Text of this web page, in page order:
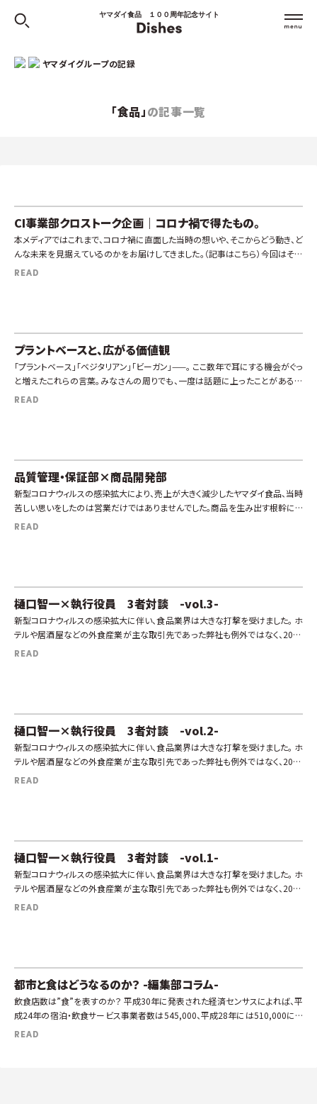
ヤマダイ食品 １００周年記念サイト
ヤマダイグループの記録
「食品」の記事一覧
CI事業部クロストーク企画｜コロナ禍で得たもの。
本メディアではこれまで、コロナ禍に直面した当時の想いや、そこからどう動き、ど
んな未来を見据えているのかをお届けしてきました。（記事はこちら）今回はその
続編として、新型コロナウィルスの感染拡大で営業停止を余儀なくされたお客
READ
プラントベースと、広がる価値観
「プラントベース」「ベジタリアン」「ビーガン」——。 ここ数年で耳にする機会がぐっ
と増えたこれらの言葉。みなさんの周りでも、一度は話題に上ったことがあるの
ではないでしょうか？その背景のひとつに、コロナ禍を経て増加している […]
READ
品質管理・保証部×商品開発部
新型コロナウィルスの感染拡大により、売上が大きく減少したヤマダイ食品、当時
苦しい思いをしたのは営業だけではありませんでした。商品を生み出す根幹にい
る品質管理・保証部、商品開発部も、商品が売れない上に工場の稼働率も低下
READ
樋口智一×執行役員 3者対談 -vol.3-
新型コロナウィルスの感染拡大に伴い、食品業界は大きな打撃を受けました。 ホ
テルや居酒屋などの外食産業が主な取引先であった弊社も例外ではなく、2020
年の4月には売上が以前の3分の1に激減。会社の存続すら危ぶまれたヤマダイ
READ
樋口智一×執行役員 3者対談 -vol.2-
新型コロナウィルスの感染拡大に伴い、食品業界は大きな打撃を受けました。 ホ
テルや居酒屋などの外食産業が主な取引先であった弊社も例外ではなく、2020
年の4月には売上が以前の3分の1に激減。会社の存続すら危ぶまれたヤマダイ
READ
樋口智一×執行役員 3者対談 -vol.1-
新型コロナウィルスの感染拡大に伴い、食品業界は大きな打撃を受けました。 ホ
テルや居酒屋などの外食産業が主な取引先であった弊社も例外ではなく、2020
年の4月には売上が以前の3分の1に激減。会社の存続すら危ぶまれたヤマダイ
READ
都市と食はどうなるのか？ -編集部コラム-
飲食店数は”食”を表すのか？ 平成30年に発表された経済センサスによれば、平
成24年の宿泊・飲食サービス事業者数は545,000、平成28年には510,000にま
で減少している。一方で、同事業に従 […]
READ